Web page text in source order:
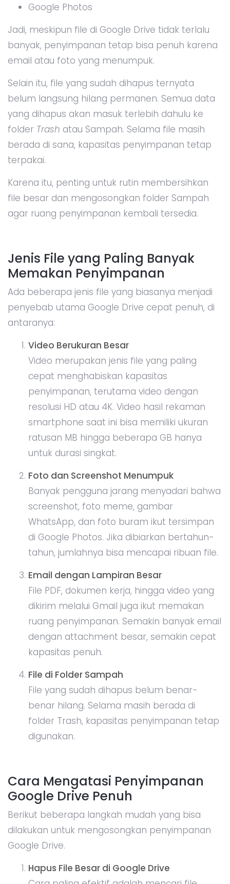
Google Photos
Jadi, meskipun file di Google Drive tidak terlalu
banyak, penyimpanan tetap bisa penuh karena
email atau foto yang menumpuk.
Selain itu, file yang sudah dihapus ternyata
belum langsung hilang permanen. Semua data
yang dihapus akan masuk terlebih dahulu ke
folder Trash atau Sampah. Selama file masih
berada di sana, kapasitas penyimpanan tetap
terpakai.
Karena itu, penting untuk rutin membersihkan
file besar dan mengosongkan folder Sampah
agar ruang penyimpanan kembali tersedia.
Jenis File yang Paling Banyak
Memakan Penyimpanan
Ada beberapa jenis file yang biasanya menjadi
penyebab utama Google Drive cepat penuh, di
antaranya:
Video Berukuran Besar
Video merupakan jenis file yang paling
cepat menghabiskan kapasitas
penyimpanan, terutama video dengan
resolusi HD atau 4K. Video hasil rekaman
smartphone saat ini bisa memiliki ukuran
ratusan MB hingga beberapa GB hanya
untuk durasi singkat.
Foto dan Screenshot Menumpuk
Banyak pengguna jarang menyadari bahwa
screenshot, foto meme, gambar
WhatsApp, dan foto buram ikut tersimpan
di Google Photos. Jika dibiarkan bertahun-
tahun, jumlahnya bisa mencapai ribuan file.
Email dengan Lampiran Besar
File PDF, dokumen kerja, hingga video yang
dikirim melalui Gmail juga ikut memakan
ruang penyimpanan. Semakin banyak email
dengan attachment besar, semakin cepat
kapasitas penuh.
File di Folder Sampah
File yang sudah dihapus belum benar-
benar hilang. Selama masih berada di
folder Trash, kapasitas penyimpanan tetap
digunakan.
Cara Mengatasi Penyimpanan
Google Drive Penuh
Berikut beberapa langkah mudah yang bisa
dilakukan untuk mengosongkan penyimpanan
Google Drive.
Hapus File Besar di Google Drive